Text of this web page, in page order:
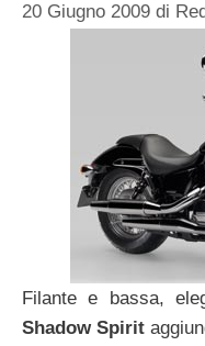
20 Giugno 2009 di
Filante e bassa,
Shadow Spirit